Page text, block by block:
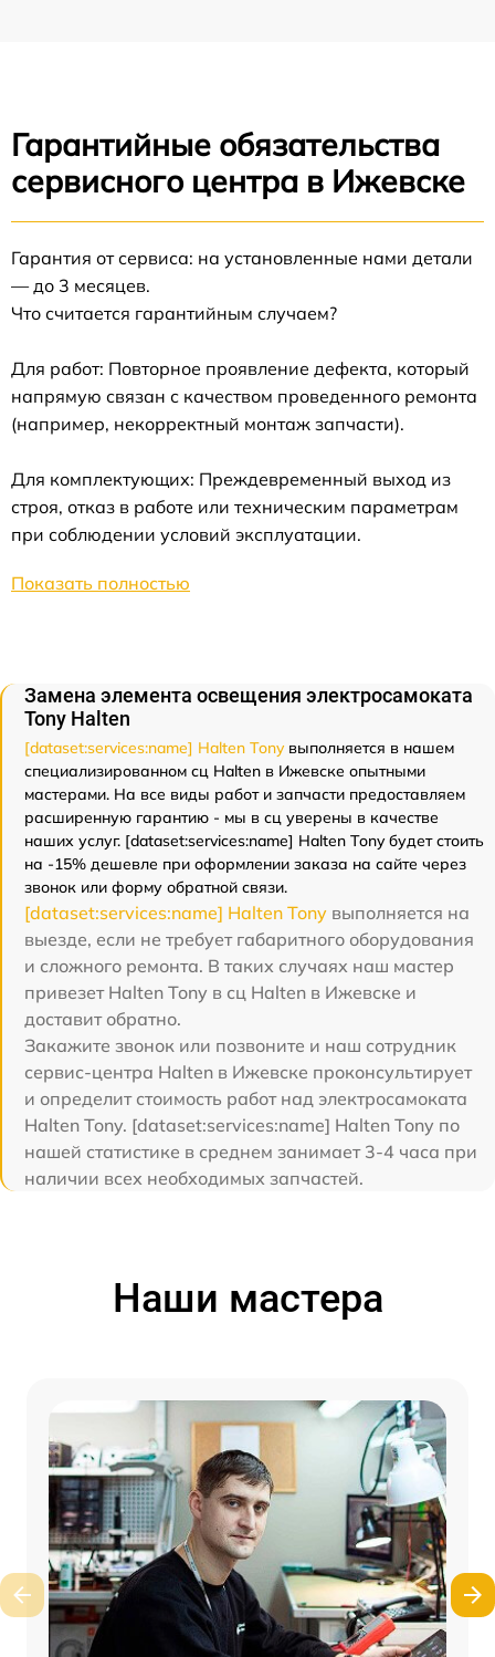
Гарантийные обязательства
сервисного центра в Ижевске
Гарантия от сервиса: на установленные нами детали
— до 3 месяцев.
Что считается гарантийным случаем?
Для работ: Повторное проявление дефекта, который
напрямую связан с качеством проведенного ремонта
(например, некорректный монтаж запчасти).
Для комплектующих: Преждевременный выход из
строя, отказ в работе или техническим параметрам
при соблюдении условий эксплуатации.
Показать полностью
Замена элемента освещения электросамоката
Tony Halten
[dataset:services:name] Halten Tonyвыполняется в нашем
специализированном сц Halten в Ижевске опытными
мастерами. На все виды работ и запчасти предоставляем
расширенную гарантию - мы в сц уверены в качестве
наших услуг. [dataset:services:name] Halten Tony будет стоить
на -15% дешевле при оформлении заказа на сайте через
звонок или форму обратной связи.
[dataset:services:name] Halten Tony выполняется на
выезде, если не требует габаритного оборудования
и сложного ремонта. В таких случаях наш мастер
привезет Halten Tony в сц Halten в Ижевске и
доставит обратно.
Закажите звонок или позвоните и наш сотрудник
сервис-центра Halten в Ижевске проконсультирует
и определит стоимость работ над электросамоката
Halten Tony. [dataset:services:name] Halten Tony по
нашей статистике в среднем занимает 3-4 часа при
наличии всех необходимых запчастей.
Наши мастера